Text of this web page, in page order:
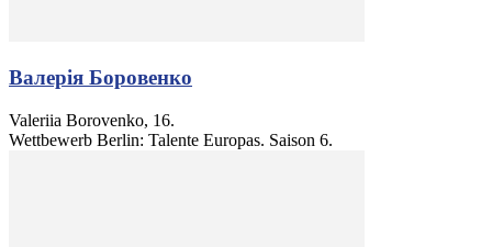
Валерія Боровенко
Valeriia Borovenko, 16.
Wettbewerb Berlin: Talente Europas. Saison 6.